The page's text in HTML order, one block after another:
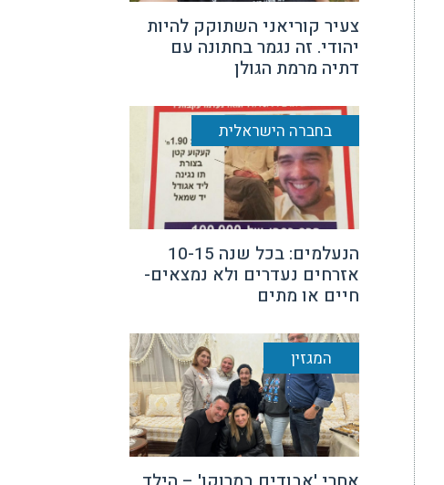
צעיר קוריאני השתוקק להיות
יהודי. זה נגמר בחתונה עם
דתיה מרמת הגולן
בחברה הישראלית
הנעלמים: בכל שנה 10-15
אזרחים נעדרים ולא נמצאים-
חיים או מתים
המגזין